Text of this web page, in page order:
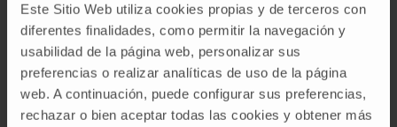
Este Sitio Web utiliza cookies propias y de terceros con
diferentes finalidades, como permitir la navegación y
usabilidad de la página web, personalizar sus
preferencias o realizar analíticas de uso de la página
web. A continuación, puede configurar sus preferencias,
rechazar o bien aceptar todas las cookies y obtener más
la muerte del emperador Federico III de
Prusia en 1888 por un cáncer de laringe
diagnosticado tardíamente fue una de las
motivaciones de Kirstein para desarrollar un
método mejor de exploración laríngea.